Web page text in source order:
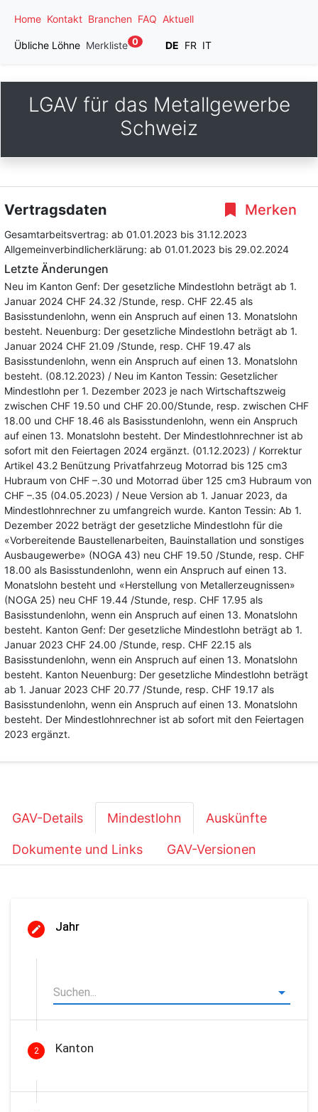
Home Kontakt Branchen FAQ Aktuell
Übliche Löhne Merkliste 0 DE FR IT
LGAV für das Metallgewerbe
Schweiz
Merken
Vertragsdaten
Gesamtarbeitsvertrag: ab 01.01.2023 bis 31.12.2023
Allgemeinverbindlicherklärung: ab 01.01.2023 bis 29.02.2024
Letzte Änderungen
Neu im Kanton Genf: Der gesetzliche Mindestlohn beträgt ab 1.
Januar 2024 CHF 24.32 /Stunde, resp. CHF 22.45 als
Basisstundenlohn, wenn ein Anspruch auf einen 13. Monatslohn
besteht. Neuenburg: Der gesetzliche Mindestlohn beträgt ab 1.
Januar 2024 CHF 21.09 /Stunde, resp. CHF 19.47 als
Basisstundenlohn, wenn ein Anspruch auf einen 13. Monatslohn
besteht. (08.12.2023) / Neu im Kanton Tessin: Gesetzlicher
Mindestlohn per 1. Dezember 2023 je nach Wirtschaftszweig
zwischen CHF 19.50 und CHF 20.00/Stunde, resp. zwischen CHF
18.00 und CHF 18.46 als Basisstundenlohn, wenn ein Anspruch
auf einen 13. Monatslohn besteht. Der Mindestlohnrechner ist ab
sofort mit den Feiertagen 2024 ergänzt. (01.12.2023) / Korrektur
Artikel 43.2 Benützung Privatfahrzeug Motorrad bis 125 cm3
Hubraum von CHF –.30 und Motorrad über 125 cm3 Hubraum von
CHF –.35 (04.05.2023) / Neue Version ab 1. Januar 2023, da
Mindestlohnrechner zu umfangreich wurde. Kanton Tessin: Ab 1.
Dezember 2022 beträgt der gesetzliche Mindestlohn für die
«Vorbereitende Baustellenarbeiten, Bauinstallation und sonstiges
Ausbaugewerbe» (NOGA 43) neu CHF 19.50 /Stunde, resp. CHF
18.00 als Basisstundenlohn, wenn ein Anspruch auf einen 13.
Monatslohn besteht und «Herstellung von Metallerzeugnissen»
(NOGA 25) neu CHF 19.44 /Stunde, resp. CHF 17.95 als
Basisstundenlohn, wenn ein Anspruch auf einen 13. Monatslohn
besteht. Kanton Genf: Der gesetzliche Mindestlohn beträgt ab 1.
Januar 2023 CHF 24.00 /Stunde, resp. CHF 22.15 als
Basisstundenlohn, wenn ein Anspruch auf einen 13. Monatslohn
besteht. Kanton Neuenburg: Der gesetzliche Mindestlohn beträgt
ab 1. Januar 2023 CHF 20.77 /Stunde, resp. CHF 19.17 als
Basisstundenlohn, wenn ein Anspruch auf einen 13. Monatslohn
besteht. Der Mindestlohnrechner ist ab sofort mit den Feiertagen
2023 ergänzt.
GAV-Details Mindestlohn Auskünfte
Dokumente und Links GAV-Versionen
Jahr
2 Kanton